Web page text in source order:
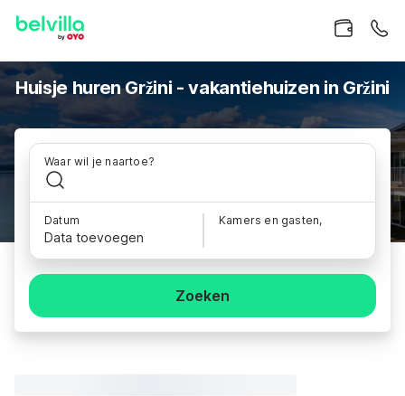
Huisje huren Gržini - vakantiehuizen in Gržini
Waar wil je naartoe?
Datum
Data toevoegen
Kamers en gasten,
Zoeken